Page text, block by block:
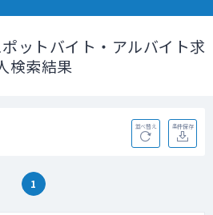
ットバイト・アルバイト求
検索結果
並べ替え 条件保存
1